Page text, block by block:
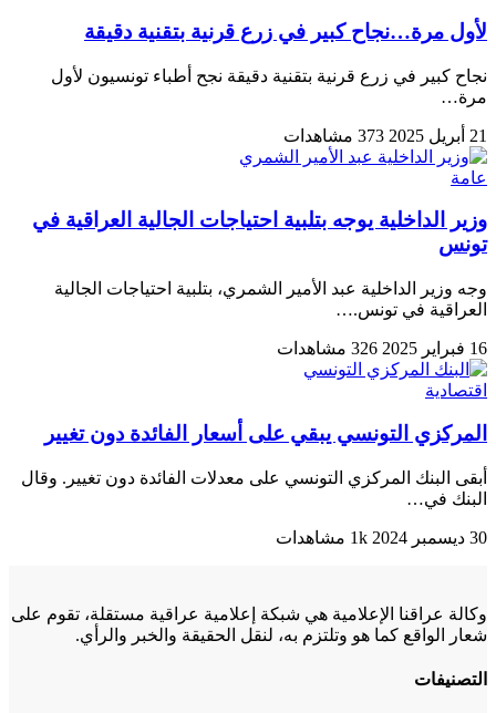
لأول مرة…نجاح كبير في زرع قرنية بتقنية دقيقة
نجاح كبير في زرع قرنية بتقنية دقيقة نجح أطباء تونسيون لأول
مرة…
21 أبريل 2025 373 مشاهدات
عامة
وزير الداخلية يوجه بتلبية احتياجات الجالية العراقية في
تونس
وجه وزير الداخلية عبد الأمير الشمري، بتلبية احتياجات الجالية
العراقية في تونس.…
16 فبراير 2025 326 مشاهدات
اقتصادية
المركزي التونسي يبقي على أسعار الفائدة دون تغيير
أبقى البنك المركزي التونسي على معدلات الفائدة دون تغيير. وقال
البنك في…
30 ديسمبر 2024 1k مشاهدات
وكالة عراقنا الإعلامية هي شبكة إعلامية عراقية مستقلة، تقوم على
شعار الواقع كما هو وتلتزم به، لنقل الحقيقة والخبر والرأي.
التصنيفات